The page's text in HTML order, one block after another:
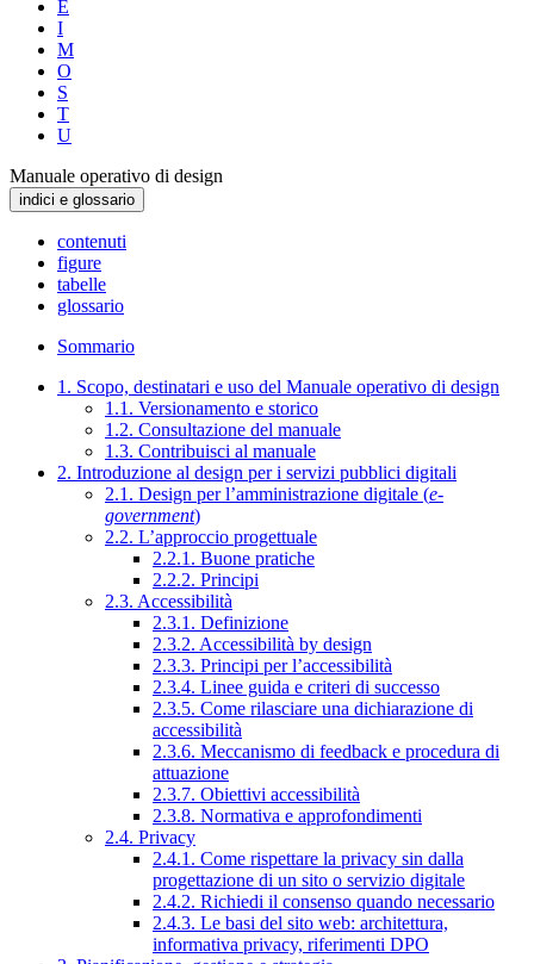
E
I
M
O
S
T
U
Manuale operativo di design
indici e glossario
contenuti
figure
tabelle
glossario
Sommario
1. Scopo, destinatari e uso del Manuale operativo di design
1.1. Versionamento e storico
1.2. Consultazione del manuale
1.3. Contribuisci al manuale
2. Introduzione al design per i servizi pubblici digitali
2.1. Design per l’amministrazione digitale (e-
government)
2.2. L’approccio progettuale
2.2.1. Buone pratiche
2.2.2. Principi
2.3. Accessibilità
2.3.1. Definizione
2.3.2. Accessibilità by design
2.3.3. Principi per l’accessibilità
2.3.4. Linee guida e criteri di successo
2.3.5. Come rilasciare una dichiarazione di
accessibilità
2.3.6. Meccanismo di feedback e procedura di
attuazione
2.3.7. Obiettivi accessibilità
2.3.8. Normativa e approfondimenti
2.4. Privacy
2.4.1. Come rispettare la privacy sin dalla
progettazione di un sito o servizio digitale
2.4.2. Richiedi il consenso quando necessario
2.4.3. Le basi del sito web: architettura,
informativa privacy, riferimenti DPO